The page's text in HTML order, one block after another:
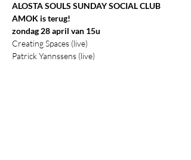
ALOSTA SOULS SUNDAY SOCIAL CLUB
AMOK is terug!
zondag 28 april van 15u
Creating Spaces (live)
Patrick Yannssens (live)